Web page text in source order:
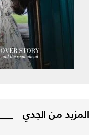
المزيد من الجدي